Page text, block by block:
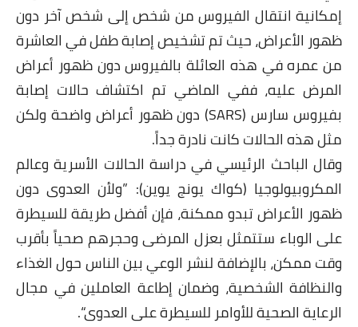
إمكانية انتقال الفيروس من شخص إلى شخص آخر دون
ظهور الأعراض، حيث تم تشخيص إصابة طفل في العاشرة
من عمره في هذه العائلة بالفيروس دون ظهور أعراض
المرض عليه، ففي الماضي تم اكتشاف حالات إصابة
بفيروس سارس (SARS) دون ظهور أعراض واضحة ولكن
مثل هذه الحالات كانت نادرة جداً.
وقال الباحث الرئيسي في دراسة الحالات الأسرية وعالم
المكروبيولوجيا (كواك يونج يوين): ”ولأن العدوى دون
ظهور الأعراض تبدو ممكنة، فإن أفضل طريقة للسيطرة
على الوباء ستتمثل بعزل المرضى وحجرهم صحياً بأقرب
وقت ممكن، بالإضافة لنشر الوعي بين الناس حول الغذاء
والنظافة الشخصية، وضمان إطاعة العاملين في مجال
الرعاية الصحية للأوامر للسيطرة على العدوى“.